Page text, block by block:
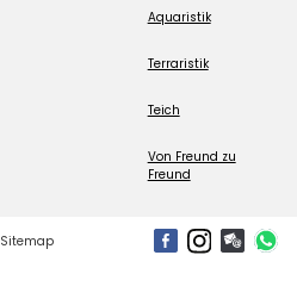
Aquaristik
Terraristik
Teich
Von Freund zu
Freund
Sitemap